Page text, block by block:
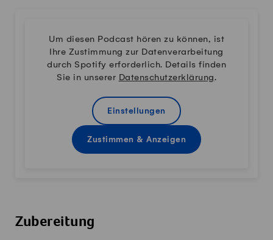
Um diesen Podcast hören zu können, ist
Ihre Zustimmung zur Datenverarbeitung
durch Spotify erforderlich. Details finden
Sie in unserer Datenschutzerklärung.
Einstellungen
Zustimmen & Anzeigen
Zubereitung